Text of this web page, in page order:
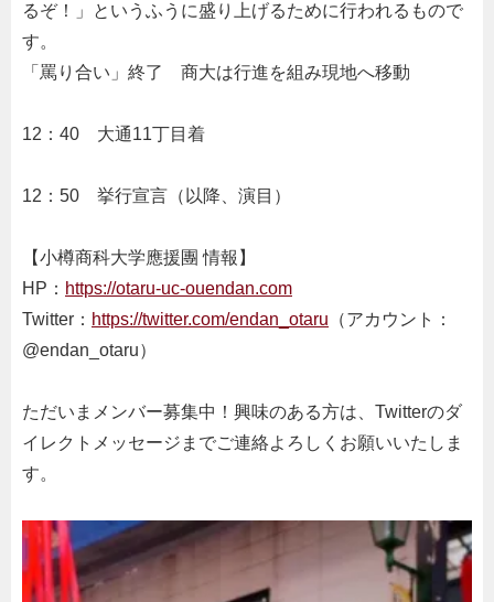
るぞ！」というふうに盛り上げるために行われるもので
す。
「罵り合い」終了 商大は行進を組み現地へ移動
12：40 大通11丁目着
12：50 挙行宣言（以降、演目）
【小樽商科大学應援團 情報】
HP： https://otaru-uc-ouendan.com
Twitter： https://twitter.com/endan_otaru （アカウント：
@endan_otaru）
ただいまメンバー募集中！興味のある方は、 Twitterのダ
イレクトメッセージまでご連絡よろしくお願いいたしま
す。